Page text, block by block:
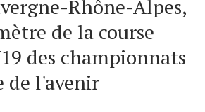
Rhône-Alpes,
de la course
des championnats
de l'avenir